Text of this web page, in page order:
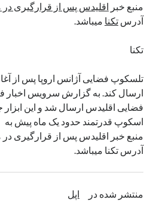
منبع خبر اقلیدس پس از قرارگیری در
آدرستکنا میباشد.
تکنا
تلسکوپ فضایی آژانس اروپا پس از
ارسال کند. به گزارش سرویس اخبار
فضایی اقلیدس ارسال شد و این
اسکوپ قدرتمند حدود یک ماه پیش به
منبع خبر اقلیدس پس از قرارگیری در
آدرس تکنا میباشد.
منتشر شده در اپل